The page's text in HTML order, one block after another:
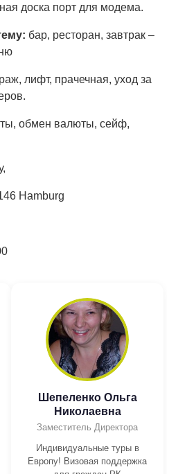
доска порт для модема.
бар, ресторан, завтрак –
лифт, прачечная, уход за
обмен валюты, сейф,
Hamburg
Шепеленко Ольга
Николаевна
Заместитель Директора
Индивидуальные туры в
Европу! Визовая поддержка